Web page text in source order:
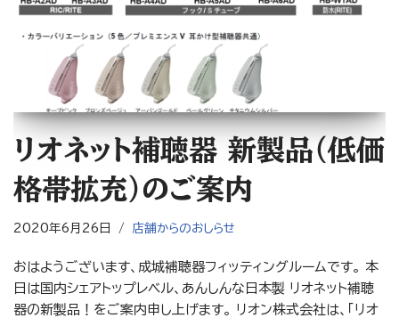
リオネット補聴器 新製品（低価
格帯拡充）のご案内
2020年6月26日 店舗からのおしらせ
おはようございます、成城補聴器フィッティングルームです。 本
日は国内シェアトップレベル、あんしんな日本製 リオネット補聴
器の新製品！をご案内申し上げます。 リオン株式会社は、｢リオ